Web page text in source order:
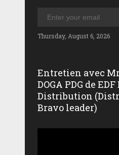
Thursday, August 6, 2026
Entretien avec
DOGA PDG de
Distribution
Bravo leader)